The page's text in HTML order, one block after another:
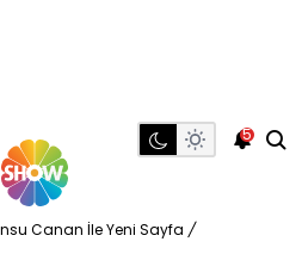
5
Canan İle Yeni Sayfa /